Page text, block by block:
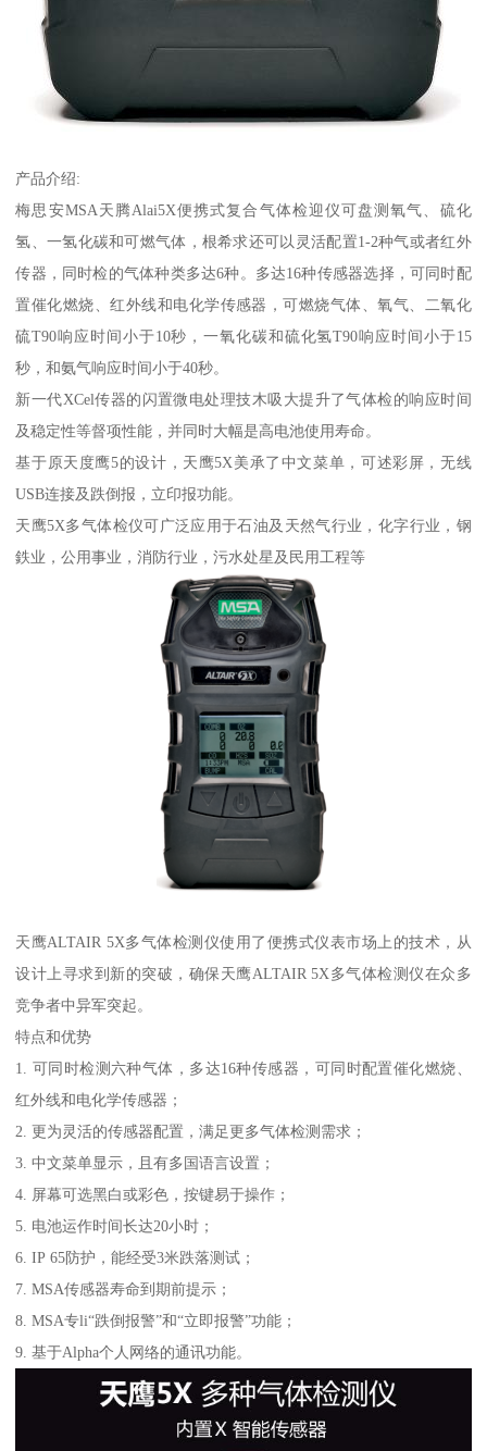
产品介绍:
梅思安MSA天腾Alai5X便携式复合气体检迎仪可盘测氧气、硫化
氢、一氢化碳和可燃气体，根希求还可以灵活配置1-2种气或者红外
传器，同时检的气体种类多达6种。多达16种传感器选择，可同时配
置催化燃烧、红外线和电化学传感器，可燃烧气体、氧气、二氧化
硫T90响应时间小于10秒，一氧化碳和硫化氢T90响应时间小于15
秒，和氨气响应时间小于40秒。
新一代XCel传器的闪置微电处理技木吸大提升了气体检的响应时间
及稳定性等督项性能，并同时大幅是高电池使用寿命。
基于原天度鹰5的设计，天鹰5X美承了中文菜单，可述彩屏，无线
USB连接及跌倒报，立印报功能。
天鹰5X多气体检仪可广泛应用于石油及天然气行业，化字行业，钢
鉄业，公用事业，消防行业，污水处星及民用工程等
天鹰ALTAIR 5X多气体检测仪使用了便携式仪表市场上的技术，从
设计上寻求到新的突破，确保天鹰ALTAIR 5X多气体检测仪在众多
竞争者中异军突起。
特点和优势
1. 可同时检测六种气体，多达16种传感器，可同时配置催化燃烧、
红外线和电化学传感器；
2. 更为灵活的传感器配置，满足更多气体检测需求；
3. 中文菜单显示，且有多国语言设置；
4. 屏幕可选黑白或彩色，按键易于操作；
5. 电池运作时间长达20小时；
6. IP 65防护，能经受3米跌落测试；
7. MSA传感器寿命到期前提示；
8. MSA专li“跌倒报警”和“立即报警”功能；
9. 基于Alpha个人网络的通讯功能。